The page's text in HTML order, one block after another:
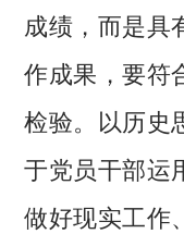
成绩，而是具
作成果，要符
检验。以历史
于党员干部运
做好现实工作